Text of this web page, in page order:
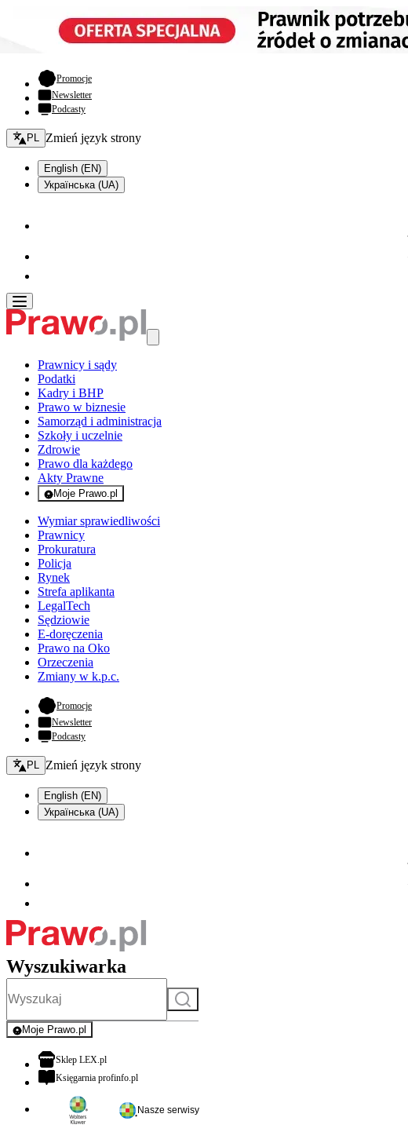
Promocje- otwiera się w nowej karcie
Newsletter
Podcasty
Zmień język - bieżący:
PL Zmień język strony
English (EN)
Українська (UA)
Prawnicy i sądy
Podatki
Kadry i BHP
Prawo w biznesie
Samorząd i administracja
Szkoły i uczelnie
Zdrowie
Prawo dla każdego
Akty Prawne
Moje Prawo.pl
- rejestracja i logowanie do serwisu
Wymiar sprawiedliwości
Prawnicy
Prokuratura
Policja
Rynek
Strefa aplikanta
LegalTech
Sędziowie
E-doręczenia
Prawo na Oko
Orzeczenia
Zmiany w k.p.c.
Promocje- otwiera się w nowej karcie
Newsletter
Podcasty
Zmień język - bieżący:
PL Zmień język strony
English (EN)
Українська (UA)
Wyszukiwarka
Szukaj
Moje Prawo.pl
- rejestracja i logowanie do serwisu
Sklep LEX.plotwiera się w nowej karcie
Księgarnia profinfo.plotwiera się w nowej karcie
Nasze serwisy